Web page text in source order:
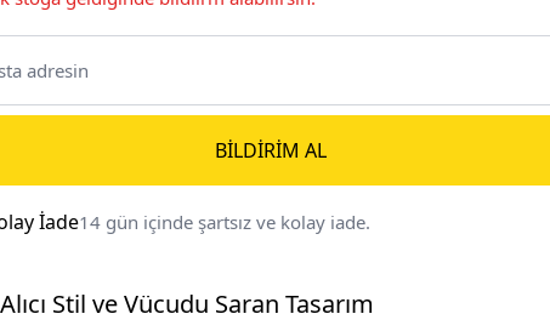
BILDIRIM AL
İade14 gün içinde şartsız ve kolay iade.
Stil ve Vücudu Saran Tasarım